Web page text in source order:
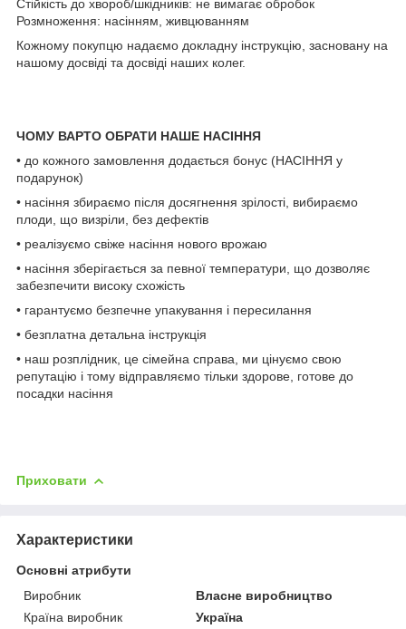
Стійкість до хвороб/шкідників: не вимагає обробок
Розмноження: насінням, живцюванням
Кожному покупцю надаємо докладну інструкцію, засновану на
нашому досвіді та досвіді наших колег.
ЧОМУ ВАРТО ОБРАТИ НАШЕ НАСІННЯ
• до кожного замовлення додається бонус (НАСІННЯ у
подарунок)
• насіння збираємо після досягнення зрілості, вибираємо
плоди, що визріли, без дефектів
• реалізуємо свіже насіння нового врожаю
• насіння зберігається за певної температури, що дозволяє
забезпечити високу схожість
• гарантуємо безпечне упакування і пересилання
• безплатна детальна інструкція
• наш розплідник, це сімейна справа, ми цінуємо свою
репутацію і тому відправляємо тільки здорове, готове до
посадки насіння
Приховати
Характеристики
Основні атрибути
Виробник
Власне виробництво
Країна виробник
Україна